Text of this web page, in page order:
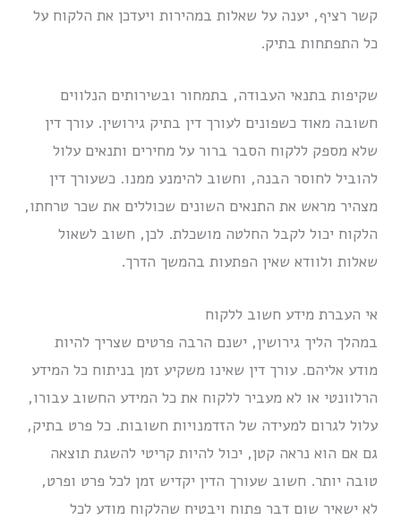
קשר רציף, יענה על שאלות במהירות ויעדכן את הלקוח על
כל התפתחות בתיק.
שקיפות בתנאי העבודה, בתמחור ובשירותים הנלווים
חשובה מאוד כשפונים לעורך דין בתיק גירושין. עורך דין
שלא מספק ללקוח הסבר ברור על מחירים ותנאים עלול
להוביל לחוסר הבנה, וחשוב להימנע ממנו. כשעורך דין
מצהיר מראש את התנאים השונים שכוללים את שכר טרחתו,
הלקוח יכול לקבל החלטה מושכלת. לכן, חשוב לשאול
שאלות ולוודא שאין הפתעות בהמשך הדרך.
אי העברת מידע חשוב ללקוח
במהלך הליך גירושין, ישנם הרבה פרטים שצריך להיות
מודע אליהם. עורך דין שאינו משקיע זמן בניתוח כל המידע
הרלוונטי או לא מעביר ללקוח את כל המידע החשוב עבורו,
עלול לגרום למעידה של הזדמנויות חשובות. כל פרט בתיק,
גם אם הוא נראה קטן, יכול להיות קריטי להשגת תוצאה
טובה יותר. חשוב שעורך הדין יקדיש זמן לכל פרט ופרט,
לא ישאיר שום דבר פתוח ויבטיח שהלקוח מודע לכל